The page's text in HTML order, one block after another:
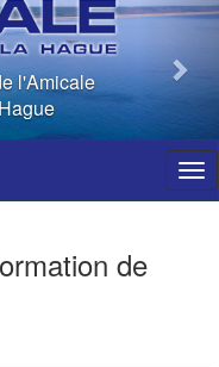
l'Amicale
de